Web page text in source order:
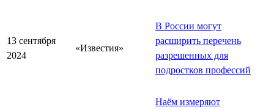
13 сентября
2024
«Известия»
В России могут
расширить перечень
разрешенных для
подростков профессий
Наём измеряют